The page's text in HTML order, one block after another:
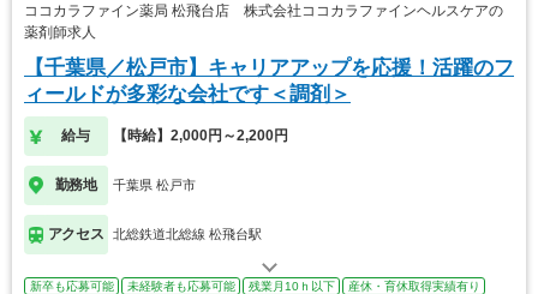
ココカラファイン薬局 松飛台店 株式会社ココカラファインヘルスケアの
薬剤師求人
【千葉県／松戸市】キャリアアップを応援！活躍のフ
ィールドが多彩な会社です＜調剤＞
給与 【時給】2,000円～2,200円
勤務地 千葉県 松戸市
アクセス 北総鉄道北総線 松飛台駅
新卒も応募可能 未経験者も応募可能 残業月10ｈ以下
産休・育休取得実績有り